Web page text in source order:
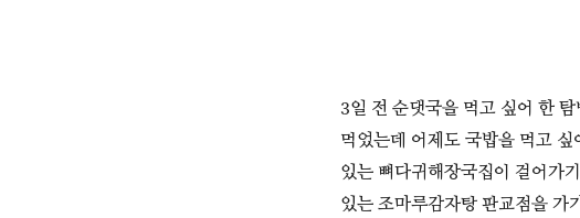
3일 전 순댓국을 먹고 싶어 한
먹었는데 어제도 국밥을 먹고
있는 뼈다귀해장국집이 걸어가
있는 조마루감자탕 판교점을 가